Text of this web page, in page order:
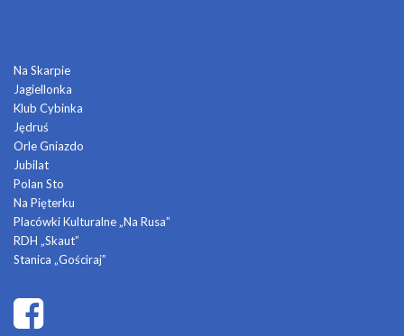
Na Skarpie
Jagiellonka
Klub Cybinka
Jędruś
Orle Gniazdo
Jubilat
Polan Sto
Na Pięterku
Placówki Kulturalne „Na Rusa”
RDH „Skaut”
Stanica „Gościraj”